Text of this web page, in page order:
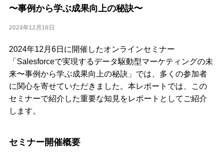
〜事例から学ぶ成果向上の秘訣〜
2024年12月16日
2024年12月6日に開催したオンラインセミナー
「Salesforceで実現するデータ駆動型マーケティングの未
来〜事例から学ぶ成果向上の秘訣」では、多くの参加者
に関心を寄せていただきました。本レポートでは、この
セミナーで紹介した重要な知見をレポートとしてご紹介
します。
セミナー開催概要